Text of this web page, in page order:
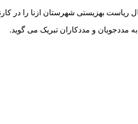
مددجویان و مددکاران تبریک می گوید.